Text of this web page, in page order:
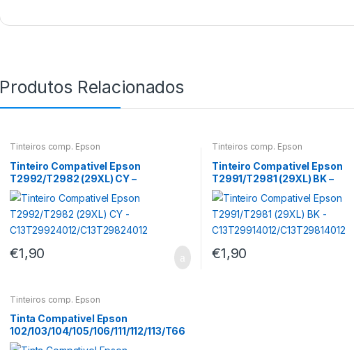
Produtos Relacionados
Tinteiros comp. Epson
Tinteiro Compativel Epson
T2992/T2982 (29XL) CY –
C13T29924012/C13T29824012
€1,90
Tinteiros comp. Epson
Tinteiro Compativel Epson
T2991/T2981 (29XL) BK –
C13T29914012/C13T29814012
€1,90
Tinteiros comp. Epson
Tinta Compativel Epson
102/103/104/105/106/111/112/113/T66
44/T6734/T7744 70ml YL